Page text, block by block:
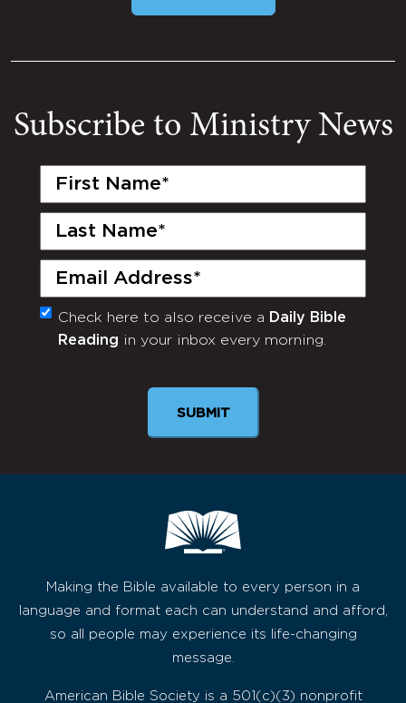
Subscribe to Ministry News
First
Last
Email
(Required)
Monthly
Newsletter
Check here to also receive a Daily Bible
Reading in your inbox every morning.
Making the Bible available to every person in a
language and format each can understand and afford,
so all people may experience its life-changing
message.
American Bible Society is a 501(c)(3) nonprofit